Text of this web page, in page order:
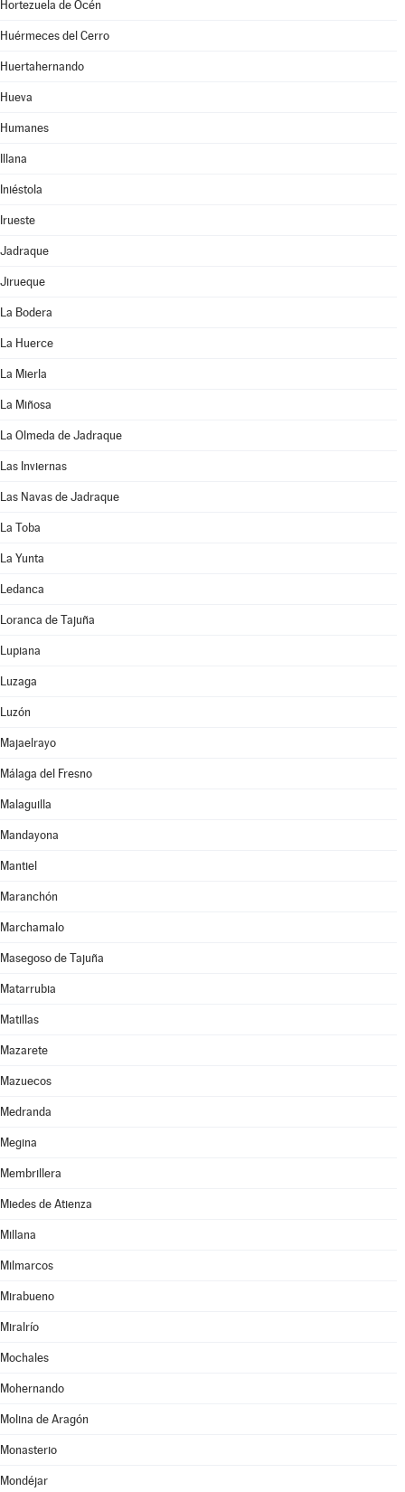
Hortezuela de Océn
Huérmeces del Cerro
Huertahernando
Hueva
Humanes
Illana
Iniéstola
Irueste
Jadraque
Jirueque
La Bodera
La Huerce
La Mierla
La Miñosa
La Olmeda de Jadraque
Las Inviernas
Las Navas de Jadraque
La Toba
La Yunta
Ledanca
Loranca de Tajuña
Lupiana
Luzaga
Luzón
Majaelrayo
Málaga del Fresno
Malaguilla
Mandayona
Mantiel
Maranchón
Marchamalo
Masegoso de Tajuña
Matarrubia
Matillas
Mazarete
Mazuecos
Medranda
Megina
Membrillera
Miedes de Atienza
Millana
Milmarcos
Mirabueno
Miralrío
Mochales
Mohernando
Molina de Aragón
Monasterio
Mondéjar